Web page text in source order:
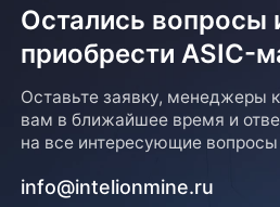
Остались вопросы
приобрести ASIC-
Оставьте заявку, менеджеры
вам в ближайшее время и
на все интересующие вопросы
info@intelionmine.ru